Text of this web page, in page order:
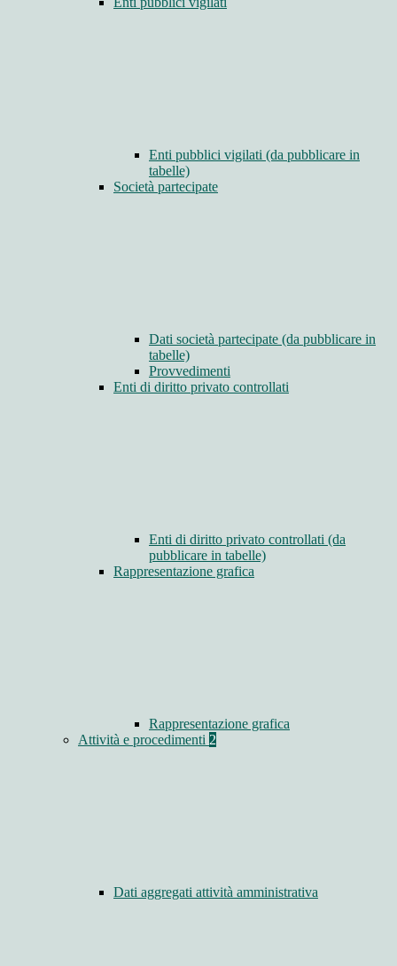
Enti pubblici vigilati (da pubblicare in
tabelle)
Società partecipate
Dati società partecipate (da pubblicare in
tabelle)
Provvedimenti
Enti di diritto privato controllati
Enti di diritto privato controllati (da
pubblicare in tabelle)
Rappresentazione grafica
Rappresentazione grafica
Attività e procedimenti 2
Dati aggregati attività amministrativa